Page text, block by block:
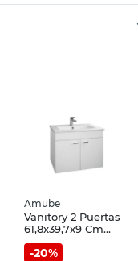
Amube
Vanitory 2 Puertas
61,8x39,7x9 Cm
Loza Blanco Niza
Amube
-20%